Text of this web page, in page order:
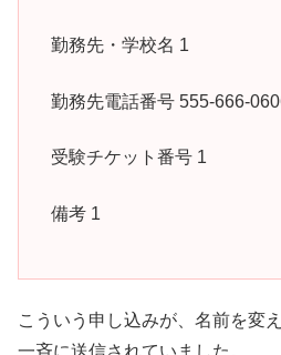
勤務先・学校名 1
勤務先電話番号 555-666-
受験チケット番号 1
備考 1
こういう申し込みが、名前を変
一斉に送信されていました。